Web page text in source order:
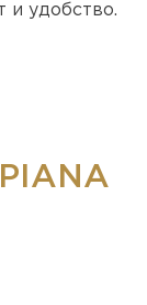
и удобство.